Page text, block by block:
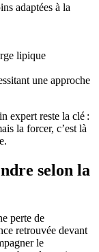
adaptées à la
lipique
une approche
expert reste la clé :
la forcer, c’est là
selon la
perte de
retrouvée devant
le